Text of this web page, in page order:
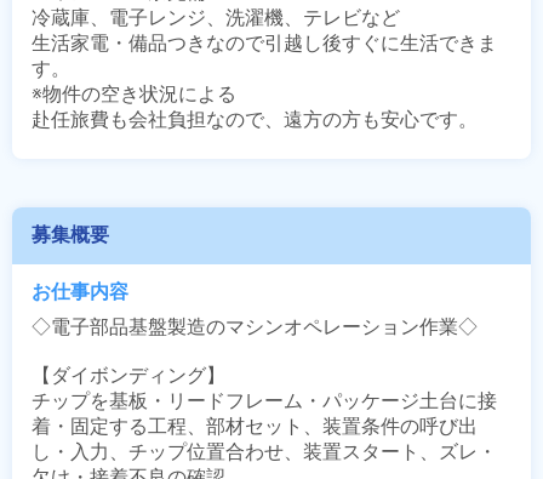
冷蔵庫、電子レンジ、洗濯機、テレビなど
生活家電・備品つきなので引越し後すぐに生活できま
す。
※物件の空き状況による
赴任旅費も会社負担なので、遠方の方も安心です。
募集概要
お仕事内容
◇電子部品基盤製造のマシンオペレーション作業◇
【ダイボンディング】
チップを基板・リードフレーム・パッケージ土台に接
着・固定する工程、部材セット、装置条件の呼び出
し・入力、チップ位置合わせ、装置スタート、ズレ・